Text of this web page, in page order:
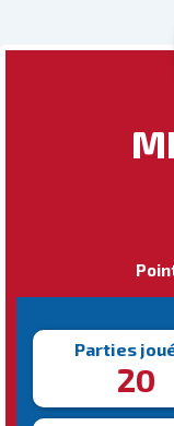
Parties
20